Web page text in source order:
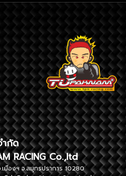
เรสซิ่ง จำกัด
Co.,ltd
า อ.เมืองฯ จ.สมุทรปราการ 10280